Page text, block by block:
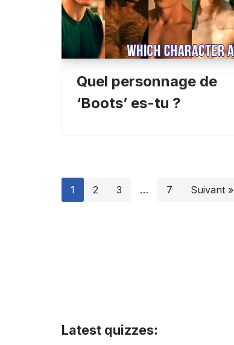
Quel personnage de
‘Boots’ es-tu ?
1 2 3 … 7 Suivant »
Latest quizzes: